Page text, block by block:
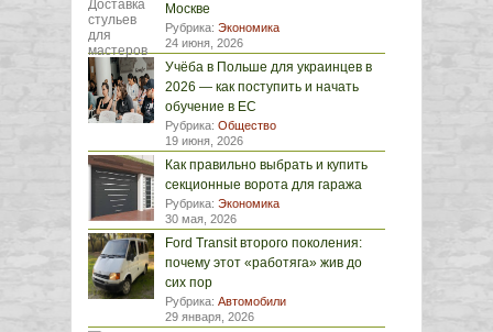
Москве
Рубрика: Экономика
24 июня, 2026
Учёба в Польше для украинцев в
2026 — как поступить и начать
обучение в ЕС
Рубрика: Общество
19 июня, 2026
Как правильно выбрать и купить
секционные ворота для гаража
Рубрика: Экономика
30 мая, 2026
Ford Transit второго поколения:
почему этот «работяга» жив до
сих пор
Рубрика: Автомобили
29 января, 2026